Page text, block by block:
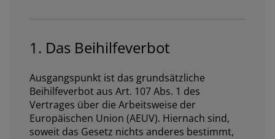
1. Das Beihilfeverbot
Ausgangspunkt ist das grundsätzliche
Beihilfeverbot aus Art. 107 Abs. 1 des
Vertrages über die Arbeitsweise der
Europäischen Union (AEUV). Hiernach sind,
soweit das Gesetz nichts anderes bestimmt,